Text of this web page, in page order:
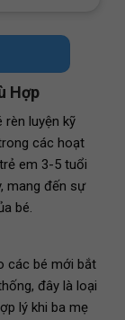
Hợp
luyện kỹ
các hoạt
em 3-5 tuổi
mang đến sự
bé.
các bé mới bắt
đây là loại
lý khi ba mẹ